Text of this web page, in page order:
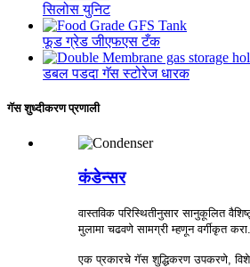
सिलोस युनिट
फूड ग्रेड जीएफएस टँक
डबल पडदा गॅस स्टोरेज धारक
गॅस शुध्दीकरण प्रणाली
कंडेन्सर
वास्तविक परिस्थितीनुसार सानुकूलित
मुलामा चढवणे सामग्री म्हणून वर्गीकृत करा.
एक प्रकारचे गॅस शुद्धिकरण उपकरणे,